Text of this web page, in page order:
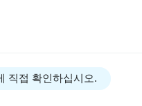
직접 확인하십시오.